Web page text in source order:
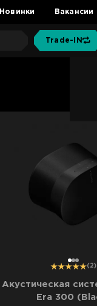
Новинки Вакансии
Trade-IN
12 3 (2)
Акустическая
Era 300